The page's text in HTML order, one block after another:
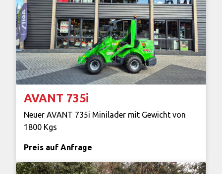
AVANT 735i
Neuer AVANT 735i Minilader mit Gewicht von
1800 Kgs
Preis auf Anfrage